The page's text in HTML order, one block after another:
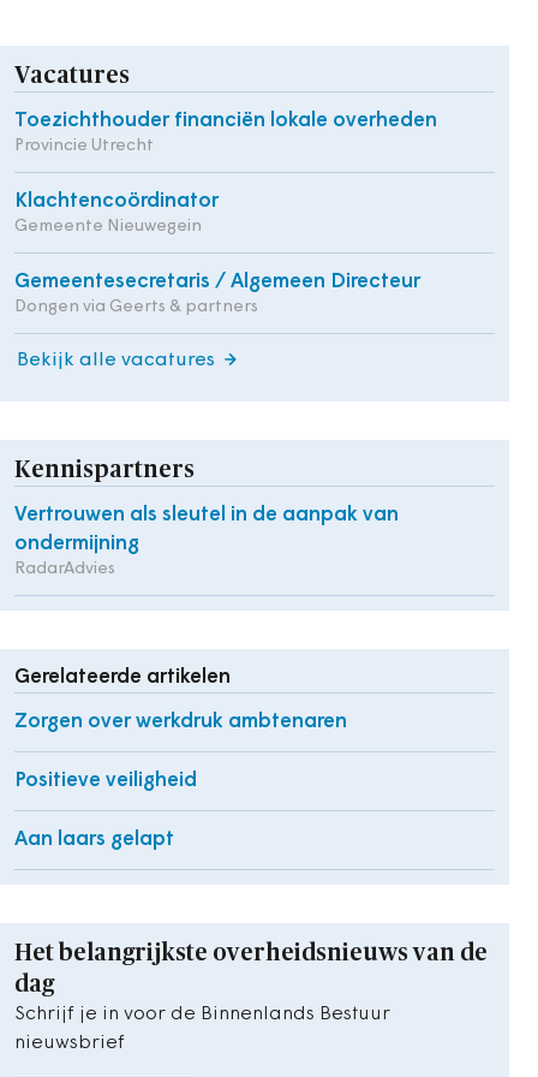
Vacatures
Toezichthouder financiën lokale overheden
Provincie Utrecht
Klachtencoördinator
Gemeente Nieuwegein
Gemeentesecretaris / Algemeen Directeur
Dongen via Geerts & partners
Bekijk alle vacatures
Kennispartners
Vertrouwen als sleutel in de aanpak van
ondermijning
RadarAdvies
Gerelateerde artikelen
Zorgen over werkdruk ambtenaren
Positieve veiligheid
Aan laars gelapt
Het belangrijkste overheidsnieuws van de
dag
Schrijf je in voor de Binnenlands Bestuur
nieuwsbrief